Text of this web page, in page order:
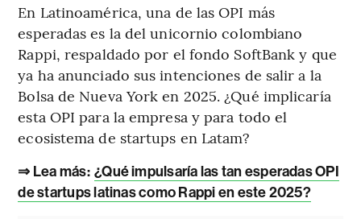
En Latinoamérica, una de las OPI más
esperadas es la del unicornio colombiano
Rappi, respaldado por el fondo SoftBank y que
ya ha anunciado sus intenciones de salir a la
Bolsa de Nueva York en 2025. ¿Qué implicaría
esta OPI para la empresa y para todo el
ecosistema de startups en Latam?
⇒ Lea más: ¿Qué impulsaría las tan esperadas OPI
de startups latinas como Rappi en este 2025?